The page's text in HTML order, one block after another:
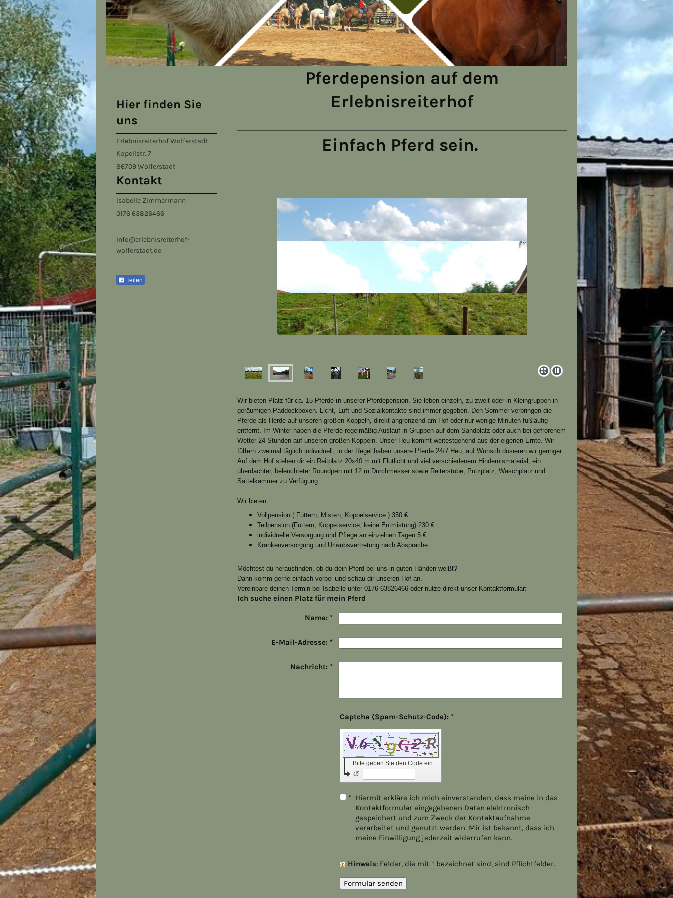
Pferdepension auf dem
Erlebnisreiterhof
Einfach Pferd sein.
Wir bieten Platz für ca. 15 Pferde in unserer Pferdepension. Sie leben einzeln, zu zweit oder in Kleingruppen in
geräumigen Paddockboxen. Licht, Luft und Sozialkontakte sind immer gegeben. Den Sommer verbringen die
Pferde als Herde auf unseren großen Koppeln, direkt angrenzend am Hof oder nur wenige Minuten fußläufig
entfernt. Im Winter haben die Pferde regelmäßig Auslauf in Gruppen auf dem Sandplatz oder auch bei gefrorenem
Wetter 24 Stunden auf unseren großen Koppeln. Unser Heu kommt weitestgehend aus der eigenen Ernte. Wir
füttern zweimal täglich individuell, in der Regel haben unsere Pferde 24/7 Heu, auf Wunsch dosieren wir geringer.
Auf dem Hof stehen dir ein Reitplatz 20x40 m mit Flutlicht und viel verschiedenem Hindernismaterial, ein
überdachter, beleuchteter Roundpen mit 12 m Durchmesser sowie Reiterstube, Putzplatz, Waschplatz und
Sattelkammer zu Verfügung.
Wir bieten
Vollpension ( Füttern, Misten, Koppelservice ) 350 €
Teilpension (Füttern, Koppelservice, keine Entmistung) 230 €
individuelle Versorgung und Pflege an einzelnen Tagen 5 €
Krankenversorgung und Urlaubsvertretung nach Absprache
Möchtest du herausfinden, ob du dein Pferd bei uns in guten Händen weißt?
Dann komm gerne einfach vorbei und schau dir unseren Hof an.
Vereinbare deinen Termin bei Isabelle unter 0176 63826466oder nutze direkt unser Kontaktformular:
Ich suche einen Platz für mein Pferd
Name:*
E-Mail-Adresse:*
Nachricht:*
Captcha (Spam-Schutz-Code): *
Bitte geben Sie den Code ein
↺
* Hiermit erkläre ich mich einverstanden, dass meine in das
Kontaktformular eingegebenen Daten elektronisch
gespeichert und zum Zweck der Kontaktaufnahme
verarbeitet und genutzt werden. Mir ist bekannt, dass ich
meine Einwilligung jederzeit widerrufen kann.
Hinweis : Felder, die mit * bezeichnet sind, sind Pflichtfelder.
Hier finden Sie
uns
Erlebnisreiterhof Wolferstadt
Kapellstr. 7
86709Wolferstadt
Kontakt
Isabelle Zimmermann
0176 63826466
info@erlebnisreiterhof-
wolferstadt.de
Teilen